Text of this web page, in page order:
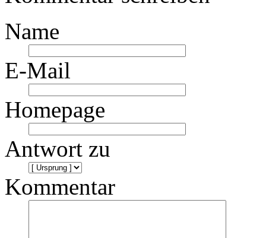
Name
E-Mail
Homepage
Antwort zu
Kommentar